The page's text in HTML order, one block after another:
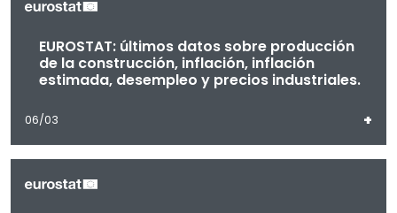
EUROSTAT: últimos datos sobre producción
de la construcción, inflación, inflación
estimada, desempleo y precios industriales.
06/03 +